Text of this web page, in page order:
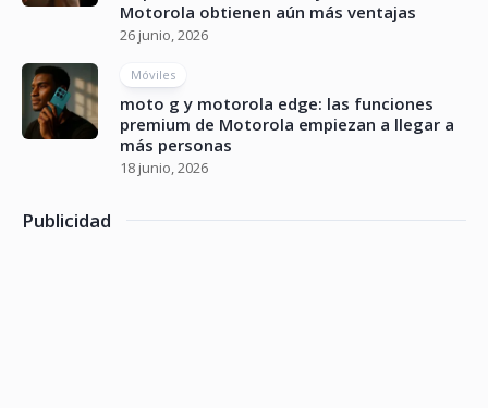
Motorola obtienen aún más ventajas
26 junio, 2026
Móviles
moto g y motorola edge: las funciones
premium de Motorola empiezan a llegar a
más personas
18 junio, 2026
Publicidad